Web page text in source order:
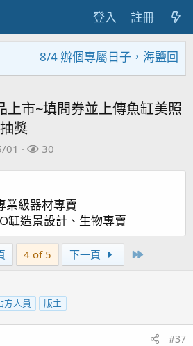
登入 註冊
8/4 辦個專屬日子，海鹽回饋
市~填問券並上傳魚缸美照
獎
01
關
30
業級器材專賣
缸造景設計、生物專賣
4 of 5 下一頁
方人員 版主
#37